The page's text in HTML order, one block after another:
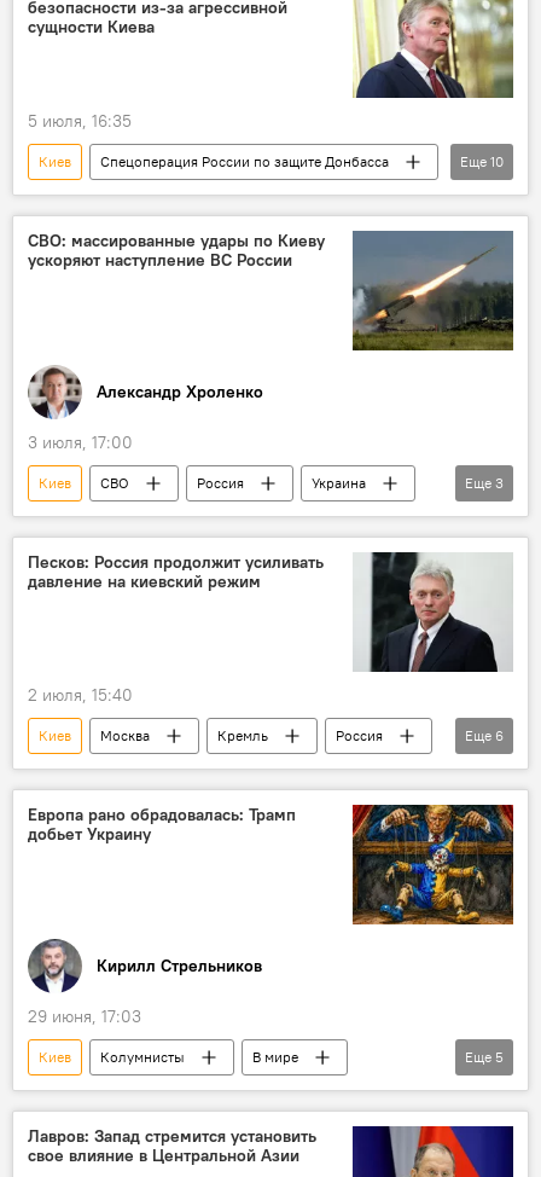
безопасности из-за агрессивной
сущности Киева
5 июля, 16:35
Киев
Спецоперация России по защите Донбасса
Кремль
Дмитрий Песков
СВО
Евросоюз
Политика
переговоры
Украина
Еще 10
СВО: массированные удары по Киеву
ускоряют наступление ВС России
Александр Хроленко
3 июля, 17:00
Киев СВО Россия
Украина
Аналитика
Колумнисты
спецоперация
Еще 3
Песков: Россия продолжит усиливать
давление на киевский режим
2 июля, 15:40
Киев Москва Кремль
Россия
Дмитрий Песков
Владимир Путин
Владимир Зеленский
Евросоюз
В мире
Еще 6
Европа рано обрадовалась: Трамп
добьет Украину
Кирилл Стрельников
29 июня, 17:03
Киев Колумнисты
В мире
Украина
Россия
ВСУ
Евросоюз
G7
Еще 5
Лавров: Запад стремится установить
свое влияние в Центральной Азии